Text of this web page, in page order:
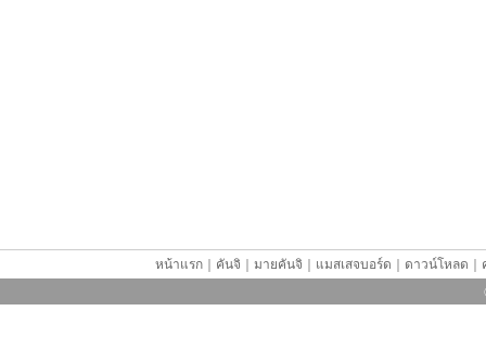
หน้าแรก ｜ คันจิ ｜ มายคันจิ ｜ แมสเสจบอร์ด ｜ ดาวน์โหลด ｜